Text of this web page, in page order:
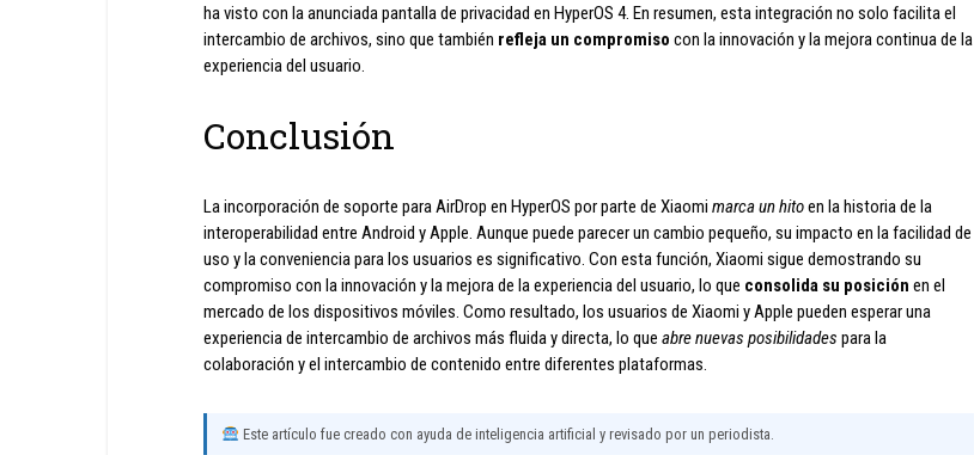
ha visto con la anunciada pantalla de privacidad en HyperOS 4. En resumen, esta integración no solo facilita el
intercambio de archivos, sino que también refleja un compromiso con la innovación y la mejora continua de la
experiencia del usuario.
Conclusión
La incorporación de soporte para AirDrop en HyperOS por parte de Xiaomi marca un hitoen la historia de la
interoperabilidad entre Android y Apple. Aunque puede parecer un cambio pequeño, su impacto en la facilidad de
uso y la conveniencia para los usuarios es significativo. Con esta función, Xiaomi sigue demostrando su
compromiso con la innovación y la mejora de la experiencia del usuario, lo que consolida su posición en el
mercado de los dispositivos móviles. Como resultado, los usuarios de Xiaomi y Apple pueden esperar una
experiencia de intercambio de archivos más fluida y directa, lo que abre nuevas posibilidades para la
colaboración y el intercambio de contenido entre diferentes plataformas.
Este artículo fue creado con ayuda de inteligencia artificial y revisado por un periodista.